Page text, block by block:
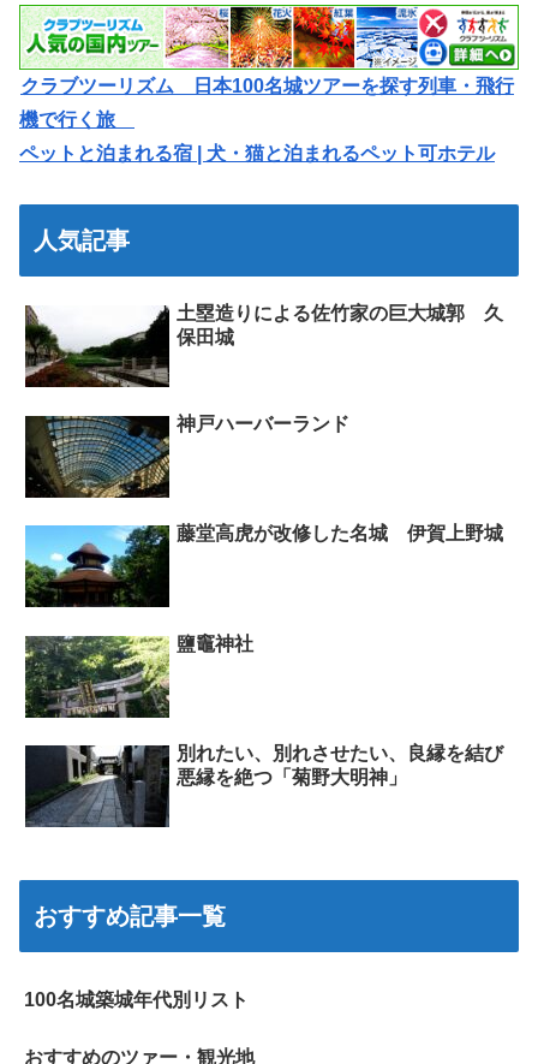
クラブツーリズム 日本100名城ツアーを探す列車・飛行
機で行く旅
ペットと泊まれる宿 | 犬・猫と泊まれるペット可ホテル
人気記事
土塁造りによる佐竹家の巨大城郭 久
保田城
神戸ハーバーランド
藤堂高虎が改修した名城 伊賀上野城
鹽竈神社
別れたい、別れさせたい、良縁を結び
悪縁を絶つ「菊野大明神」
おすすめ記事一覧
100名城築城年代別リスト
おすすめのツァー・観光地